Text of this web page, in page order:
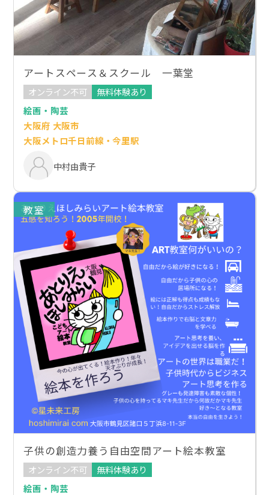
アートスペース＆スクール 一葉堂
オンライン不可
無料体験あり
絵画・陶芸
大阪府 大阪市
大阪メトロ千日前線・今里駅
中村由貴子
教室
子供の創造力養う自由空間アート絵本教室
オンライン不可
無料体験あり
絵画・陶芸